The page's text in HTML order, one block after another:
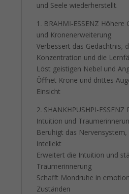
und Seele wiederherstellt.
1. BRAHMI-ESSENZ Höhere
und Kronenerweiterung
Verbessert das Gedächtnis,
Konzentration und die
Löst geistigen Nebel und
Öffnet Krone und drittes
Einsicht
2. SHANKHPUSHPI-ESSENZ
Intuition und
Beruhigt das
Intellekt
Erweitert die Intuition und
Traumerinnerung
Schafft Mondruhe in
Zuständen